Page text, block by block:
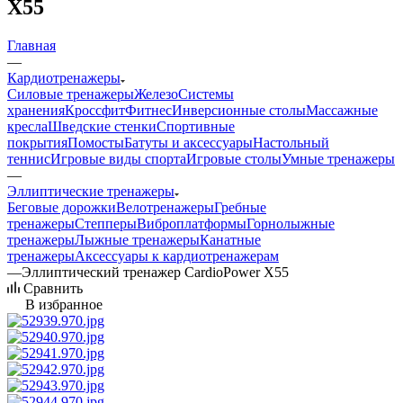
X55
Главная
—
Кардиотренажеры
Силовые тренажерыЖелезоСистемы
храненияКроссфитФитнесИнверсионные столыМассажные
креслаШведские стенкиСпортивные
покрытияПомостыБатуты и аксессуарыНастольный
теннисИгровые виды спортаИгровые столыУмные тренажеры
—
Эллиптические тренажеры
Беговые дорожкиВелотренажерыГребные
тренажерыСтепперыВиброплатформыГорнолыжные
тренажерыЛыжные тренажерыКанатные
тренажерыАксессуары к кардиотренажерам
—Эллиптический тренажер CardioPower X55
Сравнить
В избранное